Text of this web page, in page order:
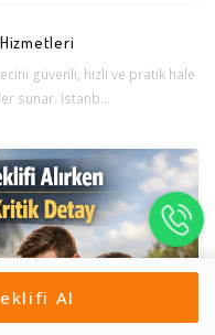
güvenli, hızlı ve pratik hale
sunar. İstanb...
Al